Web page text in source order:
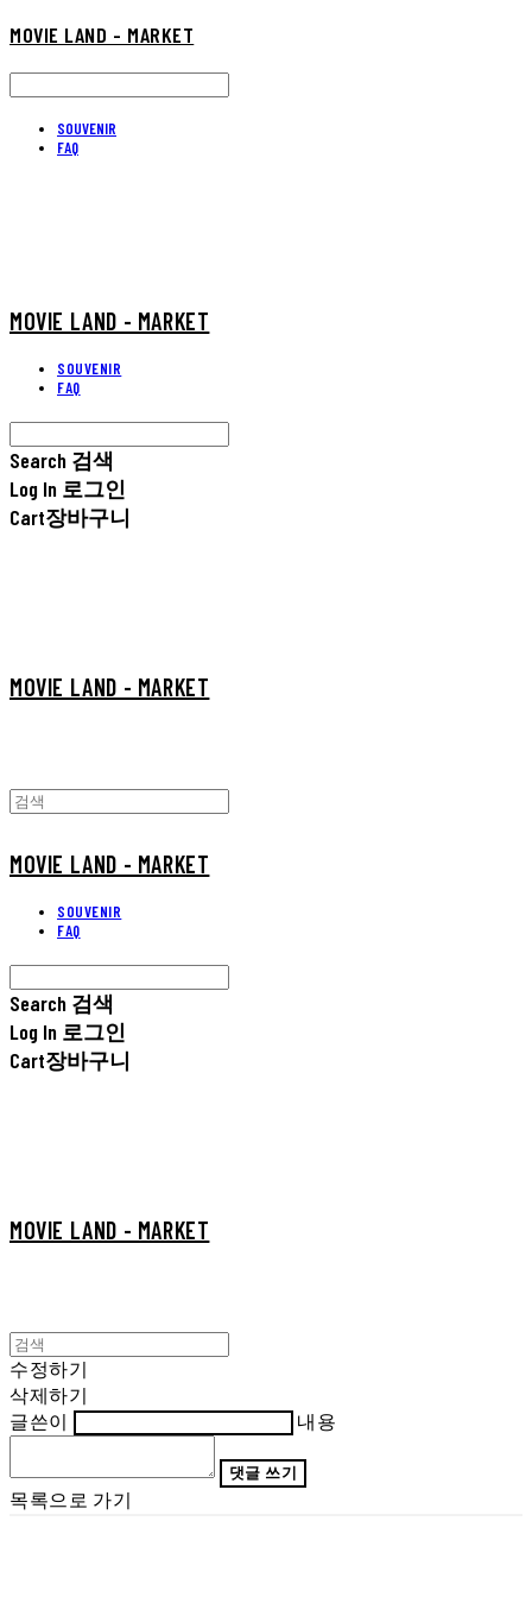
MOVIE LAND - MARKET
SOUVENIR
FAQ
MOVIE LAND - MARKET
SOUVENIR
FAQ
Search 검색
Log In 로그인
Cart장바구니
MOVIE LAND - MARKET
MOVIE LAND - MARKET
SOUVENIR
FAQ
Search 검색
Log In 로그인
Cart장바구니
MOVIE LAND - MARKET
수정하기
삭제하기
글쓴이
내용
댓글 쓰기
목록으로 가기